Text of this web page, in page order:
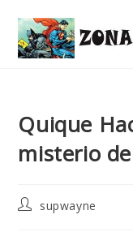
content
Quique
misterio
Postsupwayne